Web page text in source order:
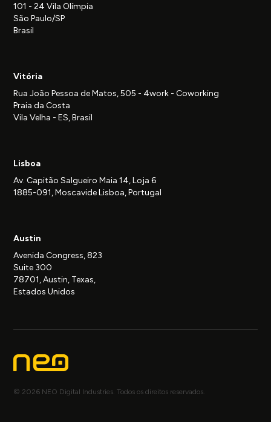
101 - 24 Vila Olímpia
São Paulo/SP
Brasil
Vitória
Rua João Pessoa de Matos, 505 - 4work - Coworking
Praia da Costa
Vila Velha - ES, Brasil
Lisboa
Av. Capitão Salgueiro Maia 14, Loja 6
1885-091, Moscavide Lisboa, Portugal
Austin
Avenida Congress, 823
Suite 300
78701, Austin, Texas,
Estados Unidos
© 2026 NEO Digital Industries. Todos os direitos reservados.